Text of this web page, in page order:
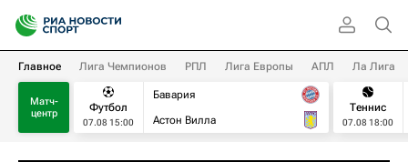
Главное Лига Чемпионов РПЛ Лига Европы АПЛ Ла Лига
Матч-
центр
Футбол
07.08 15:00
Бавария
Астон Вилла
Теннис
07.08 18:00